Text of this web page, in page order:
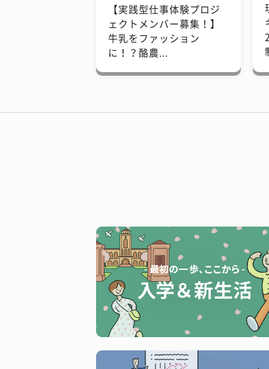
【実践型仕事体験プロジ
ェクトメンバー募集！】
牛乳をファッション
に！？酪農...